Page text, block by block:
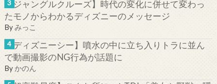
【ジャングルクルーズ】時代の変化に併せて変わっ
たモノからわかるディズニーのメッセージ
Byみっこ
【ディズニーシー】噴水の中に立ち入りトラに並ん
で動画撮影のNG行為が話題に
By かのん